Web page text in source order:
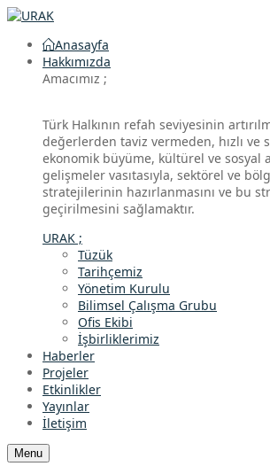
Anasayfa
Hakkımızda
Amacımız ;
Türk Halkının refah seviyesinin
değerlerden taviz vermeden, hızlı
ekonomik büyüme, kültürel ve sosyal
gelişmeler vasıtasıyla, sektörel ve
stratejilerinin hazırlanmasını ve bu
geçirilmesini sağlamaktır.
URAK ;
Tüzük
Tarihçemiz
Yönetim Kurulu
Bilimsel Çalışma Grubu
Ofis Ekibi
İşbirliklerimiz
Haberler
Projeler
Etkinlikler
Yayınlar
İletişim
Menu